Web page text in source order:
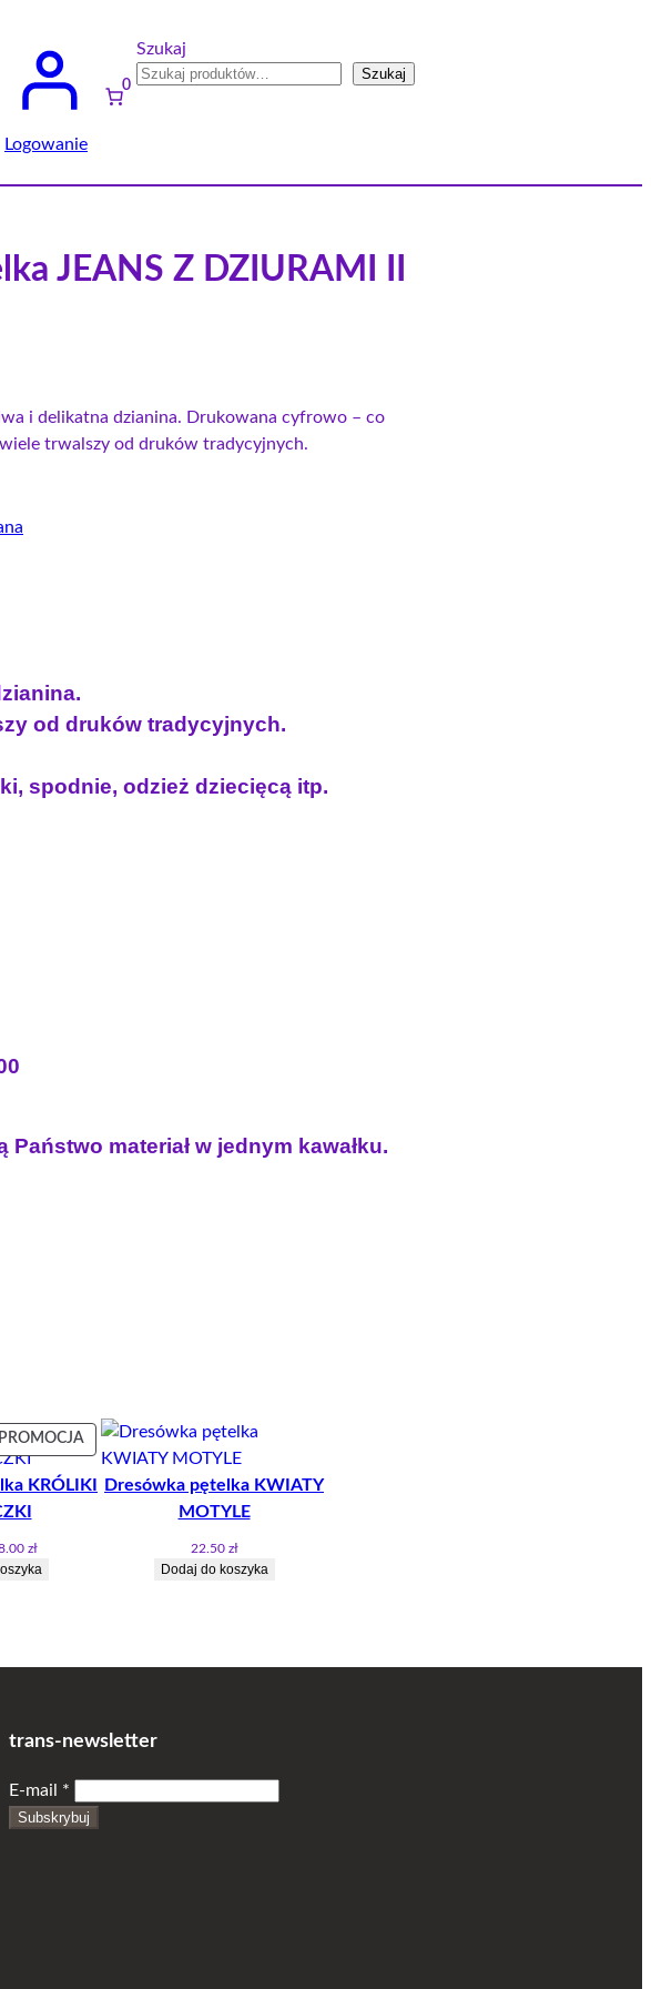
Logowanie
0
Szukaj
Szukaj
JEANS Z DZIURAMI II
i delikatna dzianina. Drukowana cyfrowo – co
trwalszy od druków tradycyjnych.
od druków tradycyjnych.
spodnie, odzież dziecięcą itp.
materiał w jednym kawałku.
PROMOCJAPRODUKT
W
PROMOCJI
KRÓLIKI
złAktualna
cena
Dresówka pętelka KWIATY
MOTYLE
22.50 zł
Dodaj do koszyka
trans-newsletter
E-mail *
Subskrybuj